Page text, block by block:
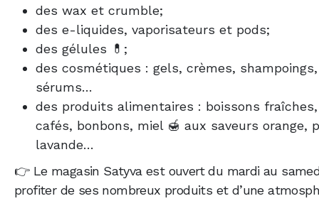
des wax et crumble;
des e-liquides, vaporisateurs et pods;
des gélules 💊;
des cosmétiques : gels, crèmes,
sérums…
des produits alimentaires : boissons
cafés, bonbons, miel 🍯 aux saveurs orange,
lavande…
👉 Le magasin Satyva est ouvert du mardi au
profiter de ses nombreux produits et d’une